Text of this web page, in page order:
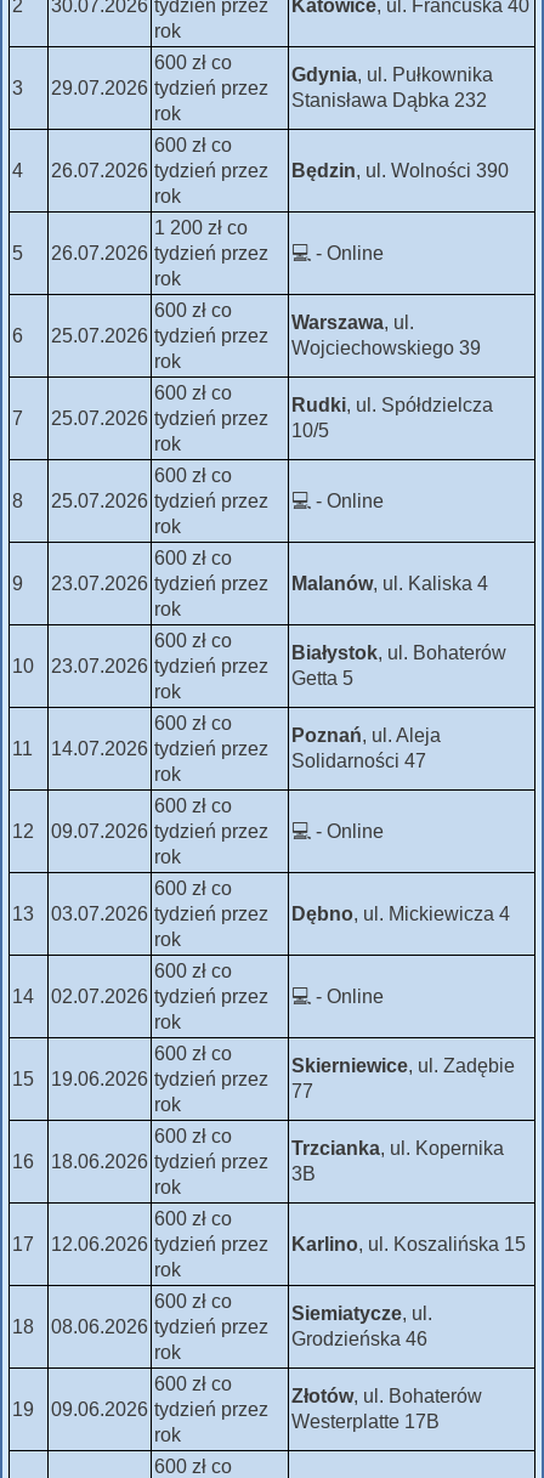
2 30.07.2026 tydzień przez
rok
Katowice, ul. Francuska 40
3 29.07.2026
600 zł co
tydzień przez
rok
Gdynia, ul. Pułkownika
Stanisława Dąbka 232
4 26.07.2026
600 zł co
tydzień przez
rok
Będzin, ul. Wolności 390
5 26.07.2026
1 200 zł co
tydzień przez
rok
💻 - Online
6 25.07.2026
600 zł co
tydzień przez
rok
Warszawa, ul.
Wojciechowskiego 39
7 25.07.2026
600 zł co
tydzień przez
rok
Rudki, ul. Spółdzielcza
10/5
8 25.07.2026
600 zł co
tydzień przez
rok
💻 - Online
9 23.07.2026
600 zł co
tydzień przez
rok
Malanów, ul. Kaliska 4
10 23.07.2026
600 zł co
tydzień przez
rok
Białystok, ul. Bohaterów
Getta 5
11 14.07.2026
600 zł co
tydzień przez
rok
Poznań, ul. Aleja
Solidarności 47
12 09.07.2026
600 zł co
tydzień przez
rok
💻 - Online
13 03.07.2026
600 zł co
tydzień przez
rok
Dębno, ul. Mickiewicza 4
14 02.07.2026
600 zł co
tydzień przez
rok
💻 - Online
15 19.06.2026
600 zł co
tydzień przez
rok
Skierniewice, ul. Zadębie
77
16 18.06.2026
600 zł co
tydzień przez
rok
Trzcianka, ul. Kopernika
3B
17 12.06.2026
600 zł co
tydzień przez
rok
Karlino, ul. Koszalińska 15
18 08.06.2026
600 zł co
tydzień przez
rok
Siemiatycze, ul.
Grodzieńska 46
19 09.06.2026
600 zł co
tydzień przez
rok
Złotów, ul. Bohaterów
Westerplatte 17B
600 zł co